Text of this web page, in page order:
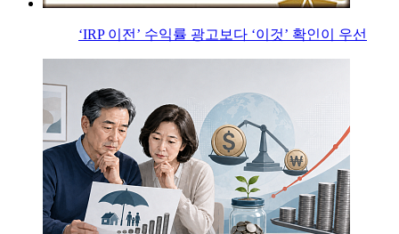
‘IRP 이전’ 수익률 광고보다 ‘이것’ 확인이 우선